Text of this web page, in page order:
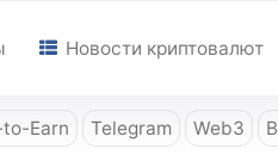
Новости криптовалют
Earn Telegram Web3